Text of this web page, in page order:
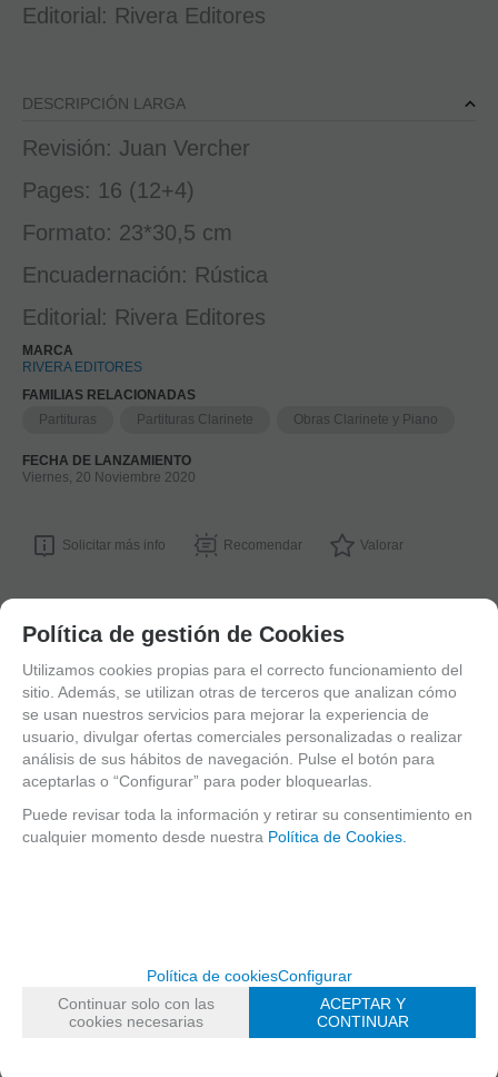
Editorial: Rivera Editores
DESCRIPCIÓN LARGA
Revisión: Juan Vercher
Pages: 16 (12+4)
Formato: 23*30,5 cm
Encuadernación: Rústica
Editorial: Rivera Editores
MARCA
RIVERA EDITORES
FAMILIAS RELACIONADAS
Partituras
Partituras Clarinete Obras Clarinete y Piano
FECHA DE LANZAMIENTO
Viernes, 20 Noviembre 2020
Solicitar más info Recomendar Valorar
Suscríbete y disfruta de ventajas y
exclusivas
Sé el primero en recibir las novedades y disfruta de descuentos y promociones
exclusivas
He leído y acepto el envío de publicidad
C/ Maria Llacer 8 Bajo - 46007 Valencia
963 81 30 96| info@atelierdecelia.com
Política de gestión de Cookies
Utilizamos cookies propias para el correcto funcionamiento del
sitio. Además, se utilizan otras de terceros que analizan cómo
se usan nuestros servicios para mejorar la experiencia de
usuario, divulgar ofertas comerciales personalizadas o realizar
análisis de sus hábitos de navegación. Pulse el botón para
aceptarlas o “Configurar” para poder bloquearlas.
Puede revisar toda la información y retirar su consentimiento en
cualquier momento desde nuestra Política de Cookies.
Política de cookiesConfigurar
Continuar solo con las
cookies necesarias
ACEPTAR Y
CONTINUAR